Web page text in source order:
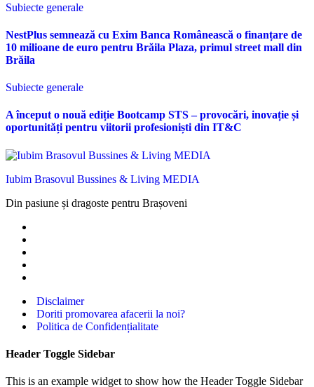
Subiecte generale
NestPlus semnează cu Exim Banca Românească o finanțare de
10 milioane de euro pentru Brăila Plaza, primul street mall din
Brăila
Subiecte generale
A început o nouă ediție Bootcamp STS – provocări, inovație și
oportunități pentru viitorii profesioniști din IT&C
Iubim Brasovul Bussines & Living MEDIA
Din pasiune și dragoste pentru Brașoveni
Disclaimer
Doriti promovarea afacerii la noi?
Politica de Confidențialitate
Header Toggle Sidebar
This is an example widget to show how the Header Toggle Sidebar